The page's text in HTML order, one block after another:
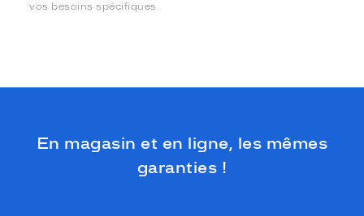
vos besoins spécifiques.
En magasin et en ligne, les mêmes
garanties !